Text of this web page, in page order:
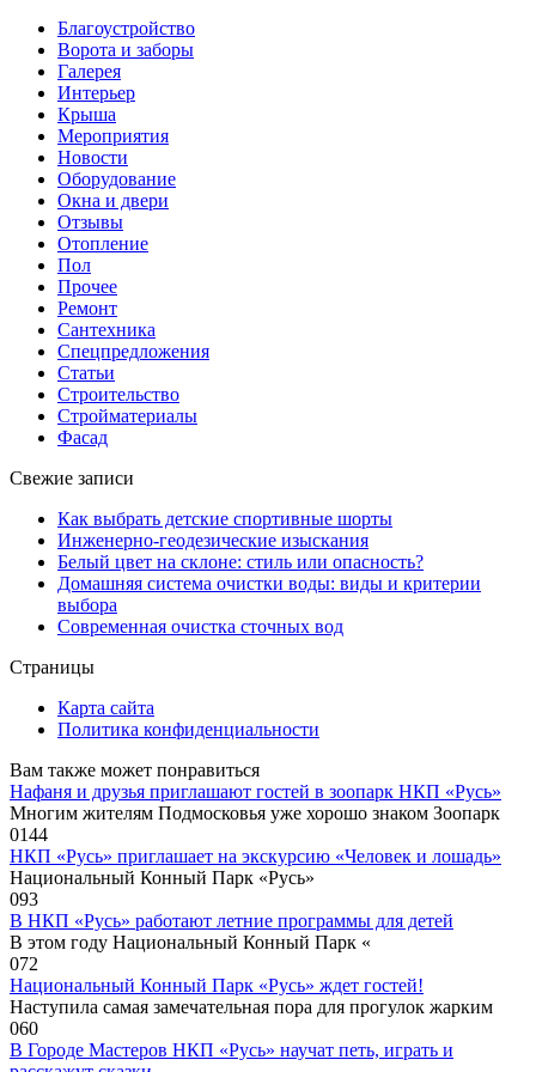
Благоустройство
Ворота и заборы
Галерея
Интерьер
Крыша
Мероприятия
Новости
Оборудование
Окна и двери
Отзывы
Отопление
Пол
Прочее
Ремонт
Сантехника
Спецпредложения
Статьи
Строительство
Стройматериалы
Фасад
Свежие записи
Как выбрать детские спортивные шорты
Инженерно-геодезические изыскания
Белый цвет на склоне: стиль или опасность?
Домашняя система очистки воды: виды и критерии
выбора
Современная очистка сточных вод
Страницы
Карта сайта
Политика конфиденциальности
Вам также может понравиться
Нафаня и друзья приглашают гостей в зоопарк НКП «Русь»
Многим жителям Подмосковья уже хорошо знаком Зоопарк
0144
НКП «Русь» приглашает на экскурсию «Человек и лошадь»
Национальный Конный Парк «Русь»
093
В НКП «Русь» работают летние программы для детей
В этом году Национальный Конный Парк «
072
Национальный Конный Парк «Русь» ждет гостей!
Наступила самая замечательная пора для прогулок жарким
060
В Городе Мастеров НКП «Русь» научат петь, играть и